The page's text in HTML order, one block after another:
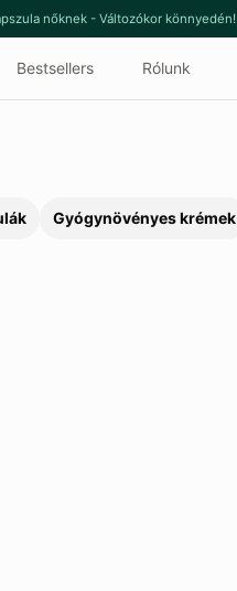
nőknek - Változókor könnyedén!
Bestsellers Rólunk
Gyógynövényes krémek